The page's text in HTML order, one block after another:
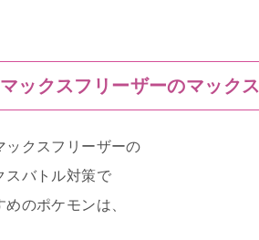
ックスフリーザーのマック
ックスフリーザーの
スバトル対策で
めのポケモンは、